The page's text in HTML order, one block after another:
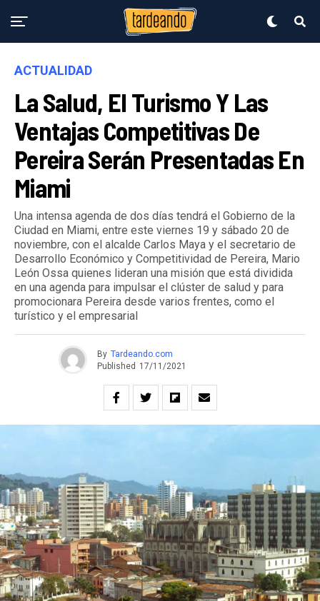
ACTUALIDAD
La Salud, El Turismo Y Las
Ventajas Competitivas De
Pereira Serán Presentadas En
Miami
Una intensa agenda de dos días tendrá el Gobierno de la
Ciudad en Miami, entre este viernes 19 y sábado 20 de
noviembre, con el alcalde Carlos Maya y el secretario de
Desarrollo Económico y Competitividad de Pereira, Mario
León Ossa quienes lideran una misión que está dividida
en una agenda para impulsar el clúster de salud y para
promocionara Pereira desde varios frentes, como el
turístico y el empresarial
By Tardeando.com
Published 17/11/2021